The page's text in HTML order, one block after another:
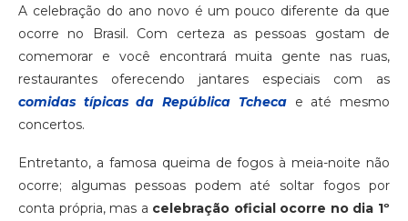
A celebração do ano novo é um pouco diferente da que
ocorre no Brasil. Com certeza as pessoas gostam de
comemorar e você encontrará muita gente nas ruas,
restaurantes oferecendo jantares especiais com as
comidas típicas da República Tchecae até mesmo
concertos.
Entretanto, a famosa queima de fogos à meia-noite não
ocorre; algumas pessoas podem até soltar fogos por
conta própria, mas a celebração oficial ocorre no dia 1º